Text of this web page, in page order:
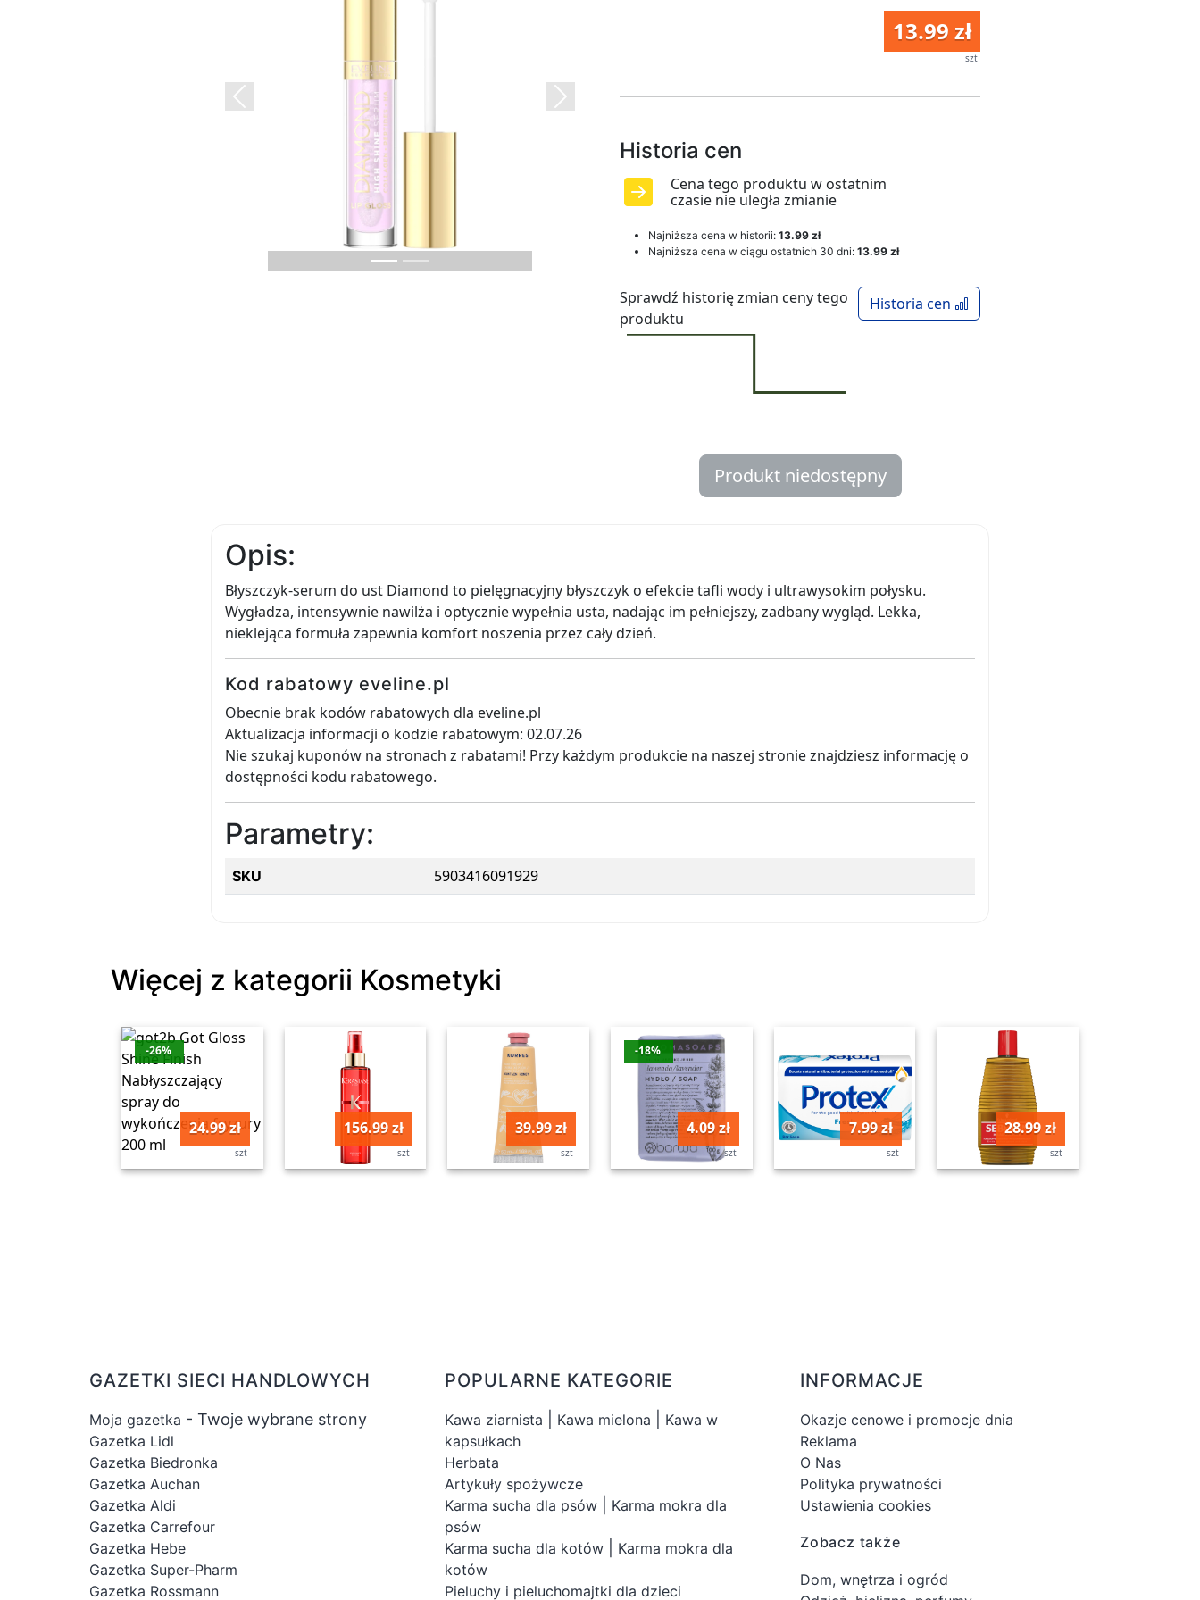
Previous Next
13.99 zł
szt
Historia cen
Cena tego produktu w ostatnim
czasie nie uległa zmianie
Najniższa cena w historii: 13.99 zł
Najniższa cena w ciągu ostatnich 30 dni: 13.99 zł
Historia cen
Sprawdź historię zmian ceny tego
produktu
Produkt niedostępny
Opis:
Błyszczyk-serum do ust Diamond to pielęgnacyjny błyszczyk o efekcie tafli wody i ultrawysokim połysku.
Wygładza, intensywnie nawilża i optycznie wypełnia usta, nadając im pełniejszy, zadbany wygląd. Lekka,
nieklejąca formuła zapewnia komfort noszenia przez cały dzień.
Kod rabatowy eveline.pl
Obecnie brak kodów rabatowych dla eveline.pl
Aktualizacja informacji o kodzie rabatowym: 02.07.26
Nie szukaj kuponów na stronach z rabatami! Przy każdym produkcie na naszej stronie znajdziesz informację o
dostępności kodu rabatowego.
Parametry:
SKU 5903416091929
Więcej z kategorii Kosmetyki
-26%
24.99 zł
szt
156.99 zł
szt
39.99 zł
szt
-18%
4.09 zł
szt
7.99 zł
szt
28.99 zł
szt
GAZETKI SIECI HANDLOWYCH
Moja gazetka - Twoje wybrane strony
Gazetka Lidl
Gazetka Biedronka
Gazetka Auchan
Gazetka Aldi
Gazetka Carrefour
Gazetka Hebe
Gazetka Super-Pharm
Gazetka Rossmann
POPULARNE KATEGORIE
Kawa ziarnista Kawa mielona
Kawa w
kapsułkach
Herbata
Artykuły spożywcze
Karma sucha dla psów
Karma mokra dla
psów
Karma sucha dla kotów
Karma mokra dla
kotów
Pieluchy i pieluchomajtki dla dzieci
INFORMACJE
Okazje cenowe i promocje dnia
Reklama
O Nas
Polityka prywatności
Ustawienia cookies
Zobacz także
Dom, wnętrza i ogród